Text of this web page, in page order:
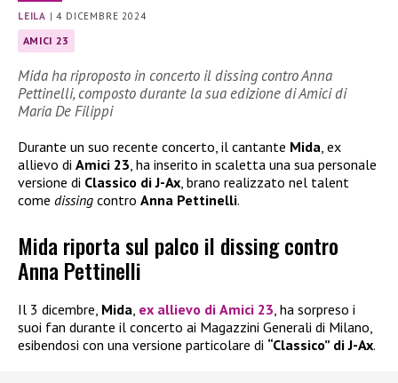
LEILA |4 DICEMBRE 2024
AMICI 23
Mida ha riproposto in concerto il dissing contro Anna
Pettinelli, composto durante la sua edizione di Amici di
Maria De Filippi
Durante un suo recente concerto, il cantante Mida, ex
allievo di Amici 23, ha inserito in scaletta una sua personale
versione di Classico di J-Ax, brano realizzato nel talent
come dissing contro Anna Pettinelli.
Mida riporta sul palco il dissing contro
Anna Pettinelli
Il 3 dicembre, Mida ex allievo di Amici 23 , ha sorpreso i
suoi fan durante il concerto ai Magazzini Generali di Milano,
esibendosi con una versione particolare di “Classico” di J-Ax.